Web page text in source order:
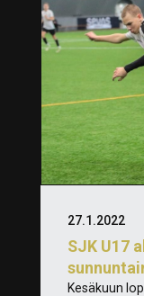
SJK U17
27.1.2022
Kesäkuun